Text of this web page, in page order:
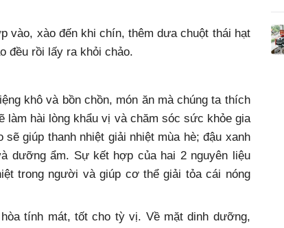
vào, xào đến khi chín, thêm dưa chuột thái hạt
đều rồi lấy ra khỏi chảo.
khô và bồn chồn, món ăn mà chúng ta thích
làm hài lòng khẩu vị và chăm sóc sức khỏe gia
giúp thanh nhiệt giải nhiệt mùa hè; đậu xanh
dưỡng ẩm. Sự kết hợp của hai 2 nguyên liệu
trong người và giúp cơ thể giải tỏa cái nóng
tính mát, tốt cho tỳ vị. Về mặt dinh dưỡng,